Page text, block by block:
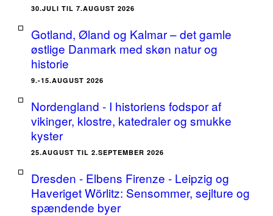
30.JULI TIL 7.AUGUST 2026
Gotland, Øland og Kalmar – det gamle
østlige Danmark med skøn natur og
historie
9.-15.AUGUST 2026
Nordengland - I historiens fodspor af
vikinger, klostre, katedraler og smukke
kyster
25.AUGUST TIL 2.SEPTEMBER 2026
Dresden - Elbens Firenze - Leipzig og
Haveriget Wörlitz: Sensommer, sejlture og
spændende byer